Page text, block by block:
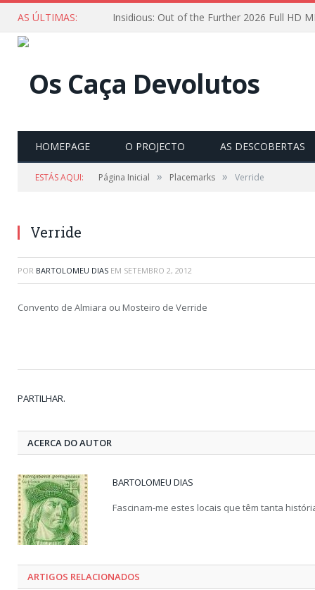
AS ÚLTIMAS:
HOMEPAGE O PROJECTO AS DESCOBERTAS
ESTÁS AQUI: Página Inicial » Placemarks » Verride
Verride
POR BARTOLOMEU DIAS EM SETEMBRO 2, 2012
Convento de Almiara ou Mosteiro de Verride
PARTILHAR.
ACERCA DO AUTOR
BARTOLOMEU DIAS
Fascinam-me estes locais que têm tanta
ARTIGOS RELACIONADOS